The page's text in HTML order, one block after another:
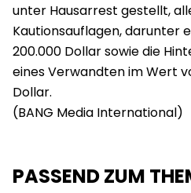
unter Hausarrest gestellt,
Kautionsauflagen, darunter
200.000 Dollar sowie die
eines Verwandten im Wert
Dollar.
PASSEND ZUM